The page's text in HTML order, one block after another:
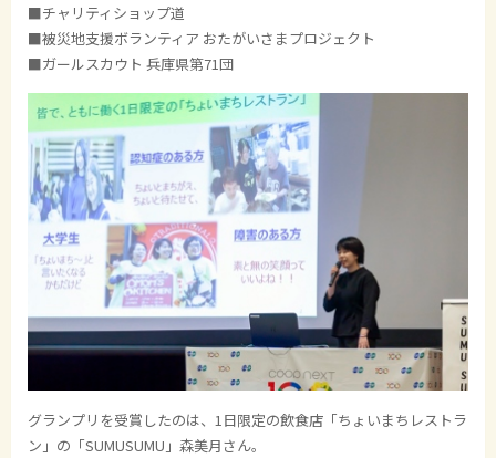
■チャリティショップ道
■被災地支援ボランティア おたがいさまプロジェクト
■ガールスカウト 兵庫県第71団
グランプリを受賞したのは、1日限定の飲食店「ちょいまちレストラ
ン」の「SUMUSUMU」森美月さん。